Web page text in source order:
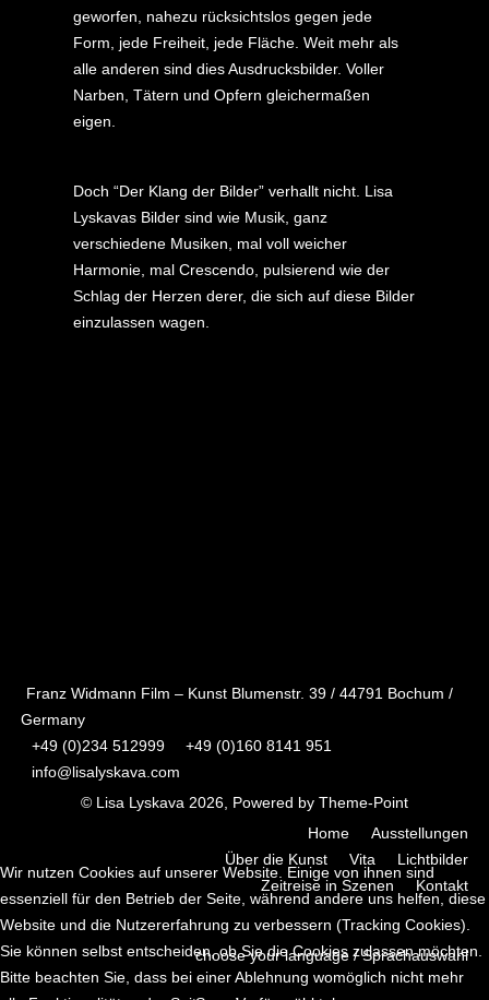
geworfen, nahezu rücksichtslos gegen jede
Form, jede Freiheit, jede Fläche. Weit mehr als
alle anderen sind dies Ausdrucksbilder. Voller
Narben, Tätern und Opfern gleichermaßen
eigen.
Doch “Der Klang der Bilder” verhallt nicht. Lisa
Lyskavas Bilder sind wie Musik, ganz
verschiedene Musiken, mal voll weicher
Harmonie, mal Crescendo, pulsierend wie der
Schlag der Herzen derer, die sich auf diese Bilder
einzulassen wagen.
Franz Widmann Film – Kunst Blumenstr. 39 / 44791 Bochum /
Germany
+49 (0)234 512999
+49 (0)160 8141 951
info@lisalyskava.com
© Lisa Lyskava 2026, Powered by Theme-Point
Home
Ausstellungen
Über die Kunst
Vita
Lichtbilder
Zeitreise in Szenen
Kontakt
choose your language / Sprachauswahl
Wir nutzen Cookies auf unserer Website. Einige von ihnen sind
essenziell für den Betrieb der Seite, während andere uns helfen, diese
Website und die Nutzererfahrung zu verbessern (Tracking Cookies).
Sie können selbst entscheiden, ob Sie die Cookies zulassen möchten.
Bitte beachten Sie, dass bei einer Ablehnung womöglich nicht mehr